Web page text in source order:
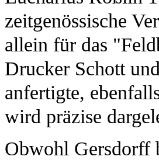
zeitgenössische
allein für das
Drucker Schott
anfertigte,
wird präzise
Obwohl Gersdorff